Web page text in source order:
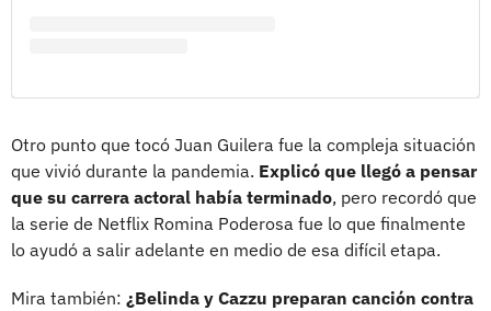
Otro punto que tocó Juan Guilera fue la compleja situación
que vivió durante la pandemia. Explicó que llegó a pensar
que su carrera actoral había terminado, pero recordó que
la serie de Netflix Romina Poderosa fue lo que finalmente
lo ayudó a salir adelante en medio de esa difícil etapa.
Mira también: ¿Belinda y Cazzu preparan canción contra